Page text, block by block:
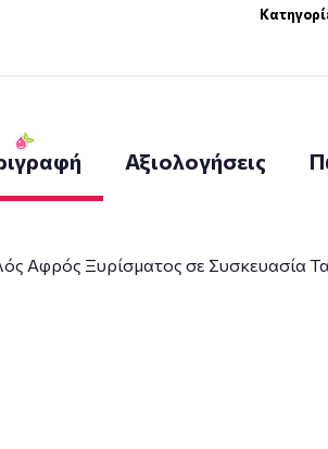
Αξιολογήσεις
Αφρός Ξυρίσματος σε Συσκευασία